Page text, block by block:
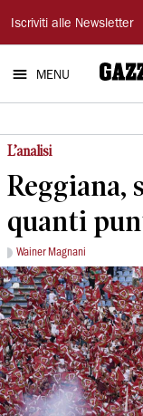
Gazzetta
di
Reggio
Iscriviti alle Newsletter
MENU
L’analisi
Reggiana,
quanti
Wainer Magnani